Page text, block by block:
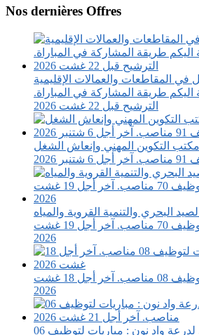
Nos dernières Offres
في المقاطعات والعمالات الإقليمية
اليكم طريقة المشاركة في المباراة.
الترشيح قبل 22 غشت 2026
مكتب التكوين المهني وإنعاش الشغل OFPPT : مباريات
2026
البحري والتنمية القروية والمياه
والغابات : مباريات لتوظيف 70 مناصب. آخر أجل 19 غشت
2026
بنك المغرب : مباريات لتوظيف 08 مناصب. آخر أجل 18 غشت
2026
وكالة الحوض المائي لدرعة واد نون : مباريات لتوظيف 06